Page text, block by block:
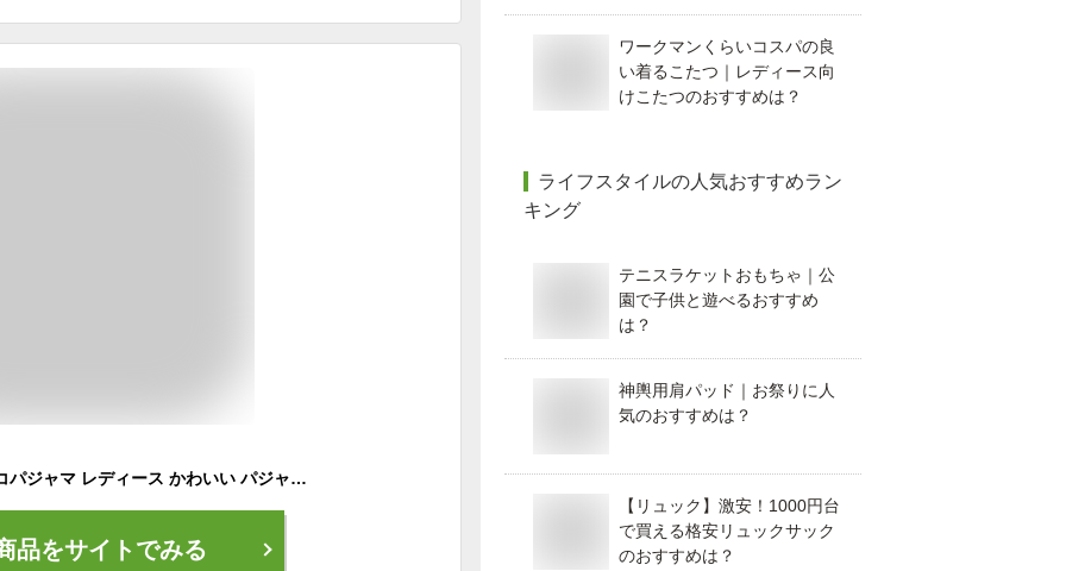
ルームウェア モコモコパジャマ レディース かわいい パジャマ 部屋着 韓国 上下セット ツーピース セットアップ 無地 リボン 秋 冬 長袖 可愛い リラックス ナイトウェア 前開き トップス パンツ もこもこ ふわふわ ふわもこ ゆったり 防寒 暖かい ボア レトロ ホワイト
品をサイトでみる
ワークマンくらいコスパの良
い着るこたつ｜レディース向
けこたつのおすすめは？
ライフスタイルの人気おすすめラン
キング
テニスラケットおもちゃ｜公
園で子供と遊べるおすすめ
は？
神輿用肩パッド｜お祭りに人
気のおすすめは？
【リュック】激安！1000円台
で買える格安リュックサック
のおすすめは？